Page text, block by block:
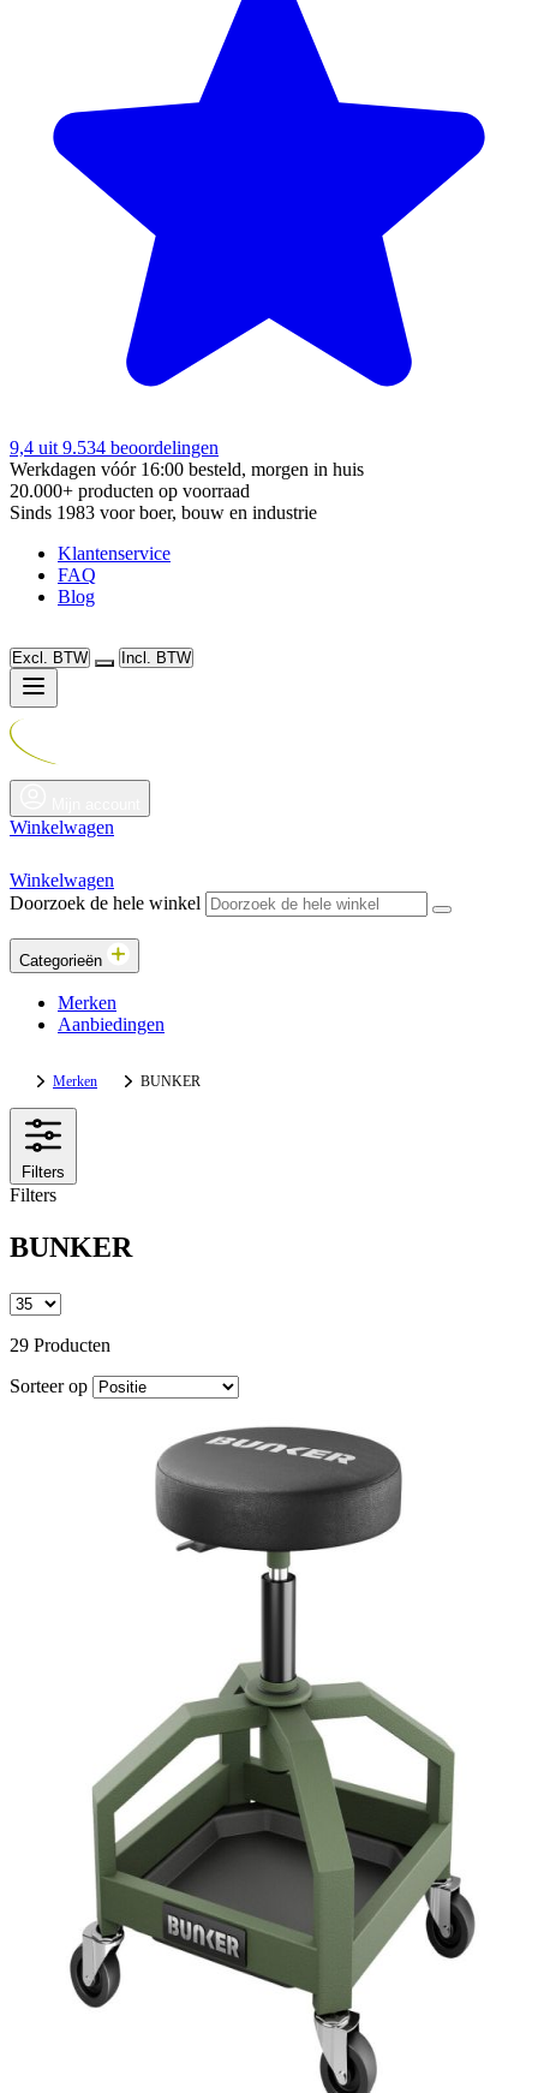
9,4 uit 9.534 beoordelingen
Werkdagen vóór 16:00 besteld, morgen in huis
20.000+ producten op voorraad
Sinds 1983 voor boer, bouw en industrie
Klantenservice
FAQ
Blog
Excl. BTW Incl. BTW
Winkelwagen
Winkelwagen
Doorzoek de hele winkel
Categorieën
Merken
Aanbiedingen
Merken BUNKER
Filters
Filters
BUNKER
29 Producten
Sorteer op